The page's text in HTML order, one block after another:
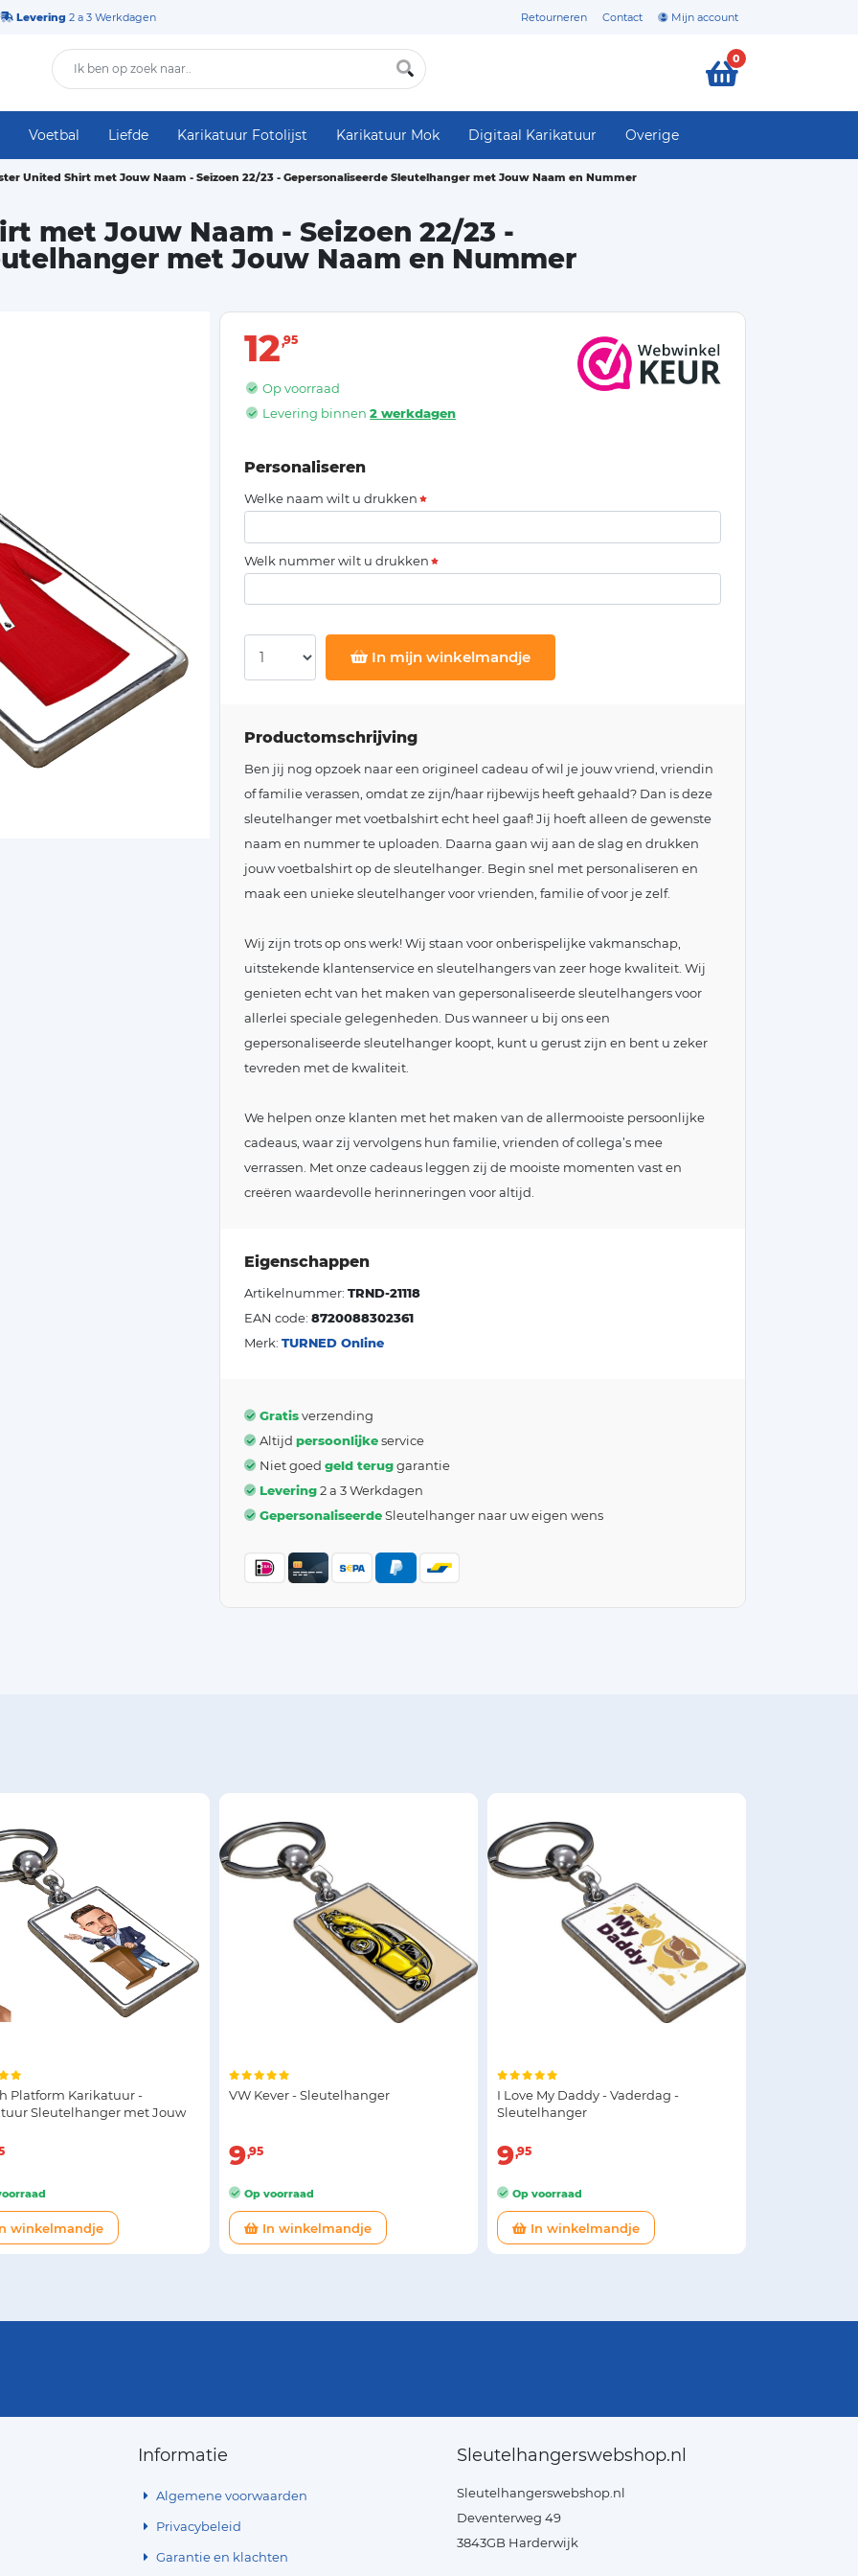
Levering 2 a 3 Werkdagen Retourneren Contact Mijn account
0
Voetbal Liefde Karikatuur Fotolijst Karikatuur Mok Digitaal Karikatuur Overige
United Shirt met Jouw Naam - Seizoen 22/23 - Gepersonaliseerde Sleutelhanger met Jouw Naam en Nummer
met Jouw Naam - Seizoen 22/23 -
met Jouw Naam en Nummer
12 95
Op voorraad
Levering binnen2 werkdagen
Personaliseren
Welke naam wilt u drukken
Welk nummer wilt u drukken
In mijn winkelmandje
Productomschrijving
Ben jij nog opzoek naar een origineel cadeau of wil je jouw vriend, vriendin
of familie verassen, omdat ze zijn/haar rijbewijs heeft gehaald? Dan is deze
sleutelhanger met voetbalshirt echt heel gaaf! Jij hoeft alleen de gewenste
naam en nummer te uploaden. Daarna gaan wij aan de slag en drukken
jouw voetbalshirt op de sleutelhanger. Begin snel met personaliseren en
maak een unieke sleutelhanger voor vrienden, familie of voor je zelf.
Wij zijn trots op ons werk! Wij staan voor onberispelijke vakmanschap,
uitstekende klantenservice en sleutelhangers van zeer hoge kwaliteit. Wij
genieten echt van het maken van gepersonaliseerde sleutelhangers voor
allerlei speciale gelegenheden. Dus wanneer u bij ons een
gepersonaliseerde sleutelhanger koopt, kunt u gerust zijn en bent u zeker
tevreden met de kwaliteit.
We helpen onze klanten met het maken van de allermooiste persoonlijke
cadeaus, waar zij vervolgens hun familie, vrienden of collega’s mee
verrassen. Met onze cadeaus leggen zij de mooiste momenten vast en
creëren waardevolle herinneringen voor altijd.
Eigenschappen
Artikelnummer: TRND-21118
EAN code: 8720088302361
Merk: TURNED Online
Gratisverzending
Altijd persoonlijkeservice
Niet goed geld teruggarantie
Levering2 a 3 Werkdagen
GepersonaliseerdeSleutelhanger naar uw eigen wens
Platform Karikatuur -
Sleutelhanger met Jouw
winkelmandje
VW Kever - Sleutelhanger
9 95
Op voorraad
In winkelmandje
I Love My Daddy - Vaderdag -
Sleutelhanger
9 95
Op voorraad
In winkelmandje
Informatie
Algemene voorwaarden
Privacybeleid
Garantie en klachten
Sleutelhangerswebshop.nl
Sleutelhangerswebshop.nl
Deventerweg 49
3843GB Harderwijk